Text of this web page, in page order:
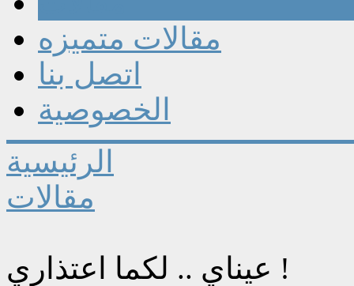
مقالات متميزه
اتصل بنا
الخصوصية
الرئيسية
مقالات
عيناي .. لكما اعتذاري !